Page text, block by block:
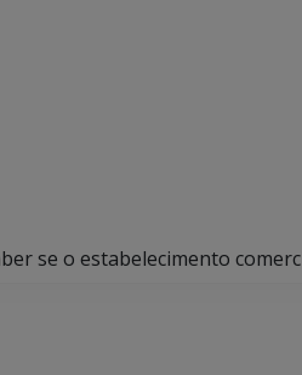
se o estabelecimento